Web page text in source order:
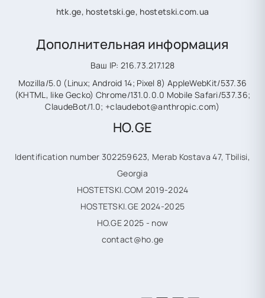
htk.ge, hostetski.ge, hostetski.com.ua
Дополнительная информация
Ваш IP: 216.73.217.128
Mozilla/5.0 (Linux; Android 14; Pixel 8) AppleWebKit/537.36
(KHTML, like Gecko) Chrome/131.0.0.0 Mobile Safari/537.36;
ClaudeBot/1.0; +claudebot@anthropic.com)
HO.GE
Identification number 302259623, Merab Kostava 47, Tbilisi,
Georgia
HOSTETSKI.COM 2019-2024
HOSTETSKI.GE 2024-2025
HO.GE 2025 - now
contact@ho.ge